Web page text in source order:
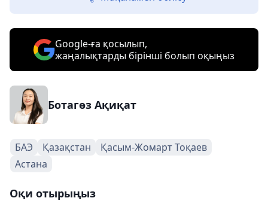
Google-ға қосылып,
жаңалықтарды бірінші болып оқыңыз
Ботагөз Ақиқат
БАЭ Қазақстан
Қасым-Жомарт Тоқаев
Астана
Оқи отырыңыз